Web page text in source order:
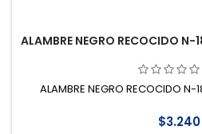
ALAMBRE NEGRO RECOCIDO N-
ALAMBRE NEGRO RECOCIDO N-
$3.240